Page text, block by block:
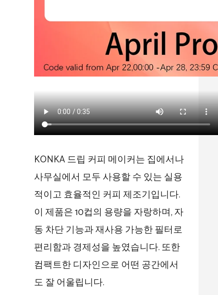
KONKA 드립 커피 메이커는 집에서나
사무실에서 모두 사용할 수 있는 실용
적이고 효율적인 커피 제조기입니다.
이 제품은 10컵의 용량을 자랑하며, 자
동 차단 기능과 재사용 가능한 필터로
편리함과 경제성을 높였습니다. 또한
컴팩트한 디자인으로 어떤 공간에서
도 잘 어울립니다.